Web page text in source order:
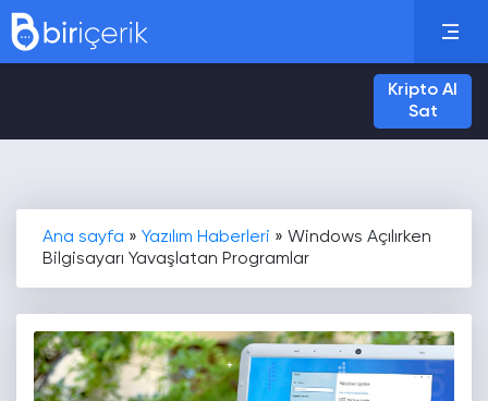
Kripto Al
Sat
Ana sayfa » Yazılım Haberleri » Windows Açılırken
Bilgisayarı Yavaşlatan Programlar